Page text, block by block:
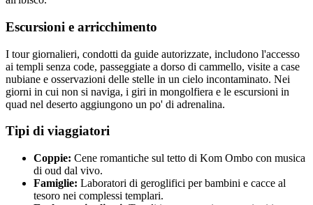
Escursioni e arricchimento
I tour giornalieri, condotti da guide autorizzate, includono l'accesso
ai templi senza code, passeggiate a dorso di cammello, visite a case
nubiane e osservazioni delle stelle in un cielo incontaminato. Nei
giorni in cui non si naviga, i giri in mongolfiera e le escursioni in
quad nel deserto aggiungono un po' di adrenalina.
Tipi di viaggiatori
Coppie: Cene romantiche sul tetto di Kom Ombo con musica
di oud dal vivo.
Famiglie: Laboratori di geroglifici per bambini e cacce al
tesoro nei complessi templari.